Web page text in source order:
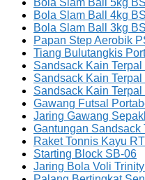
Bola Slam Ball 5kg
Bola Slam Ball 4kg
Bola Slam Ball 3kg
Papan Step Aerobik
Tiang Bulutangkis
Sandsack Kain Terpal
Sandsack Kain Terpal
Sandsack Kain
Gawang Futsal
Jaring Gawang
Gantungan Sandsack
Raket Tonnis Kayu
Starting Block SB-06
Jaring Bola Voli